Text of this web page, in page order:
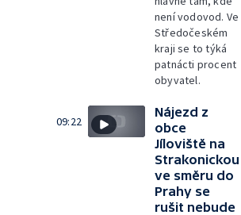
není vodovod. Ve
Středočeském
kraji se to týká
patnácti procent
obyvatel.
09:22
Nájezd z
obce
Jíloviště na
Strakonickou
ve směru do
Prahy se
rušit nebude